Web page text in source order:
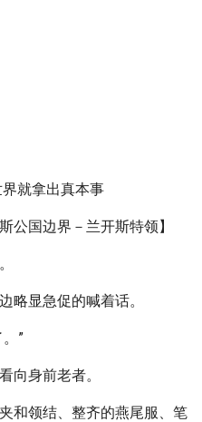
就拿出真本事
公国边界－兰开斯特领】
略显急促的喊着话。
”
向身前老者。
和领结、整齐的燕尾服、笔